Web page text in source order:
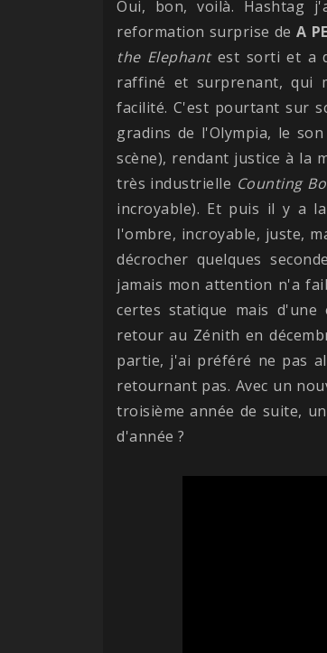
Oui, bon, voilà. Hashtag
reformation surprise de A
the Elephantest sorti et a
raffiné et surprenant, qui
facilité. C'est pourtant sur
gradins de l'Olympia, le
scène), rendant justice à la
très industrielle Counting
incroyable). Et puis il y a
l'ombre, incroyable, juste,
décrocher quelques
jamais mon attention n'a
certes statique mais
retour au Zénith en
partie, j'ai préféré ne pas
retournant pas. Avec un
troisième année de suite,
d'année ?